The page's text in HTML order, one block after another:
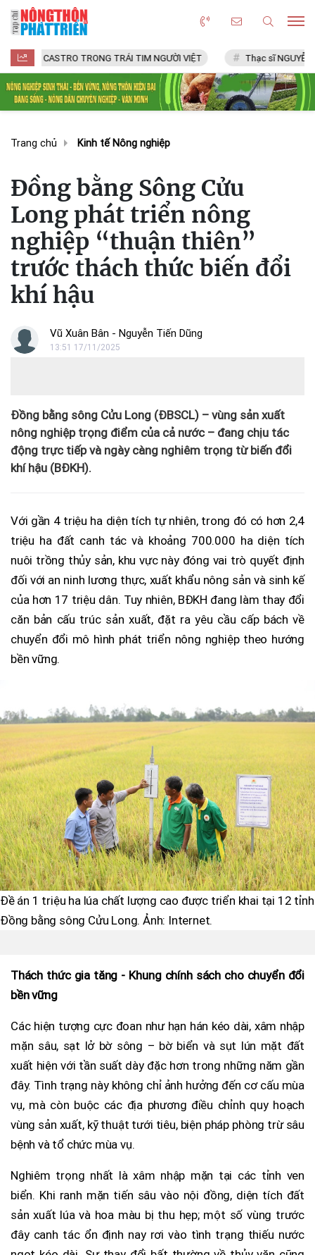
TRONG TRÁI TIM NGƯỜI VIỆT Thạc sĩ NGUYỄN VĂN CHÍ
Trang chủ Kinh tế Nông nghiệp
Đồng bằng Sông Cửu
Long phát triển nông
nghiệp “thuận thiên”
trước thách thức biến đổi
khí hậu
Vũ Xuân Bân - Nguyễn Tiến Dũng
13:51 17/11/2025
Đồng bằng sông Cửu Long (ĐBSCL) – vùng sản xuất
nông nghiệp trọng điểm của cả nước – đang chịu tác
động trực tiếp và ngày càng nghiêm trọng từ biến đổi
khí hậu (BĐKH).
Với gần 4 triệu ha diện tích tự nhiên, trong đó có hơn 2,4
triệu ha đất canh tác và khoảng 700.000 ha diện tích
nuôi trồng thủy sản, khu vực này đóng vai trò quyết định
đối với an ninh lương thực, xuất khẩu nông sản và sinh kế
của hơn 17 triệu dân. Tuy nhiên, BĐKH đang làm thay đổi
căn bản cấu trúc sản xuất, đặt ra yêu cầu cấp bách về
chuyển đổi mô hình phát triển nông nghiệp theo hướng
bền vững.
Đề án 1 triệu ha lúa chất lượng cao được triển khai tại 12 tỉnh
Đồng bằng sông Cửu Long. Ảnh: Internet.
Thách thức gia tăng - Khung chính sách cho chuyển đổi
bền vững
Các hiện tượng cực đoan như hạn hán kéo dài, xâm nhập
mặn sâu, sạt lở bờ sông – bờ biển và sụt lún mặt đất
xuất hiện với tần suất dày đặc hơn trong những năm gần
đây. Tình trạng này không chỉ ảnh hưởng đến cơ cấu mùa
vụ, mà còn buộc các địa phương điều chỉnh quy hoạch
vùng sản xuất, kỹ thuật tưới tiêu, biện pháp phòng trừ sâu
bệnh và tổ chức mùa vụ.
Nghiêm trọng nhất là xâm nhập mặn tại các tỉnh ven
biển. Khi ranh mặn tiến sâu vào nội đồng, diện tích đất
sản xuất lúa và hoa màu bị thu hẹp; một số vùng trước
đây canh tác ổn định nay rơi vào tình trạng thiếu nước